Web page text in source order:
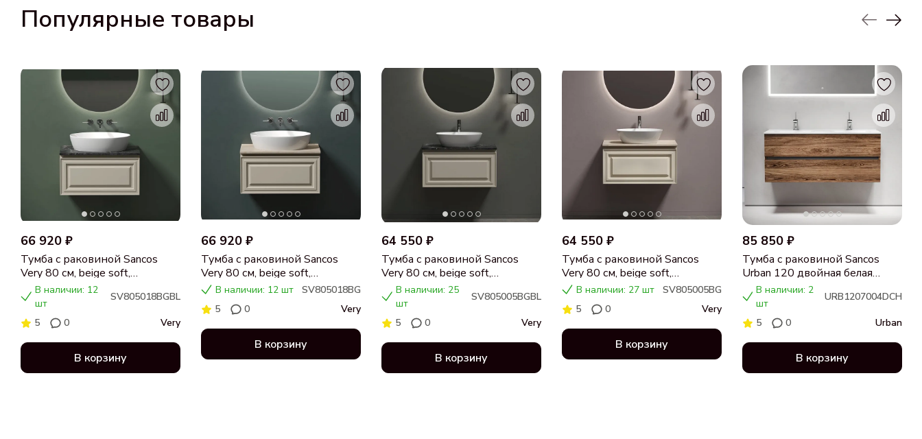
Популярные товары
66 920 ₽
Тумба с раковиной Sancos
Very 80 см, beige soft,
столешница черный мрамор,
раковина CN5018
В наличии: 12
шт
SV805018BGBL
5
0 Very
В корзину
66 920 ₽
Тумба с раковиной Sancos
Very 80 см, beige soft,
столешница бежевая,
раковина CN5018
В наличии: 12 шт
SV805018BG
5
0 Very
В корзину
64 550 ₽
Тумба с раковиной Sancos
Very 80 см, beige soft,
столешница черный мрамор,
раковина CN5005
В наличии: 25
шт
SV805005BGBL
5
0 Very
В корзину
64 550 ₽
Тумба с раковиной Sancos
Very 80 см, beige soft,
столешница бежевая,
раковина CN5005
В наличии: 27 шт
SV805005BG
5
0 Very
В корзину
85 850 ₽
Тумба с раковиной Sancos
Urban 120 двойная белая
раковина CN7004, дуб
чарльстон
В наличии: 2
шт
URB1207004DCH
5
0 Urban
В корзину